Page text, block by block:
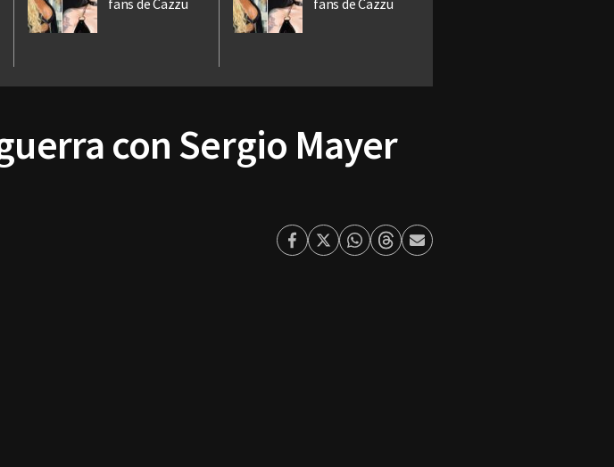
fans de Cazzu
fans de Cazzu
con Sergio Mayer
Facebook
TwitterWhatsapp
ThreadsEnviar